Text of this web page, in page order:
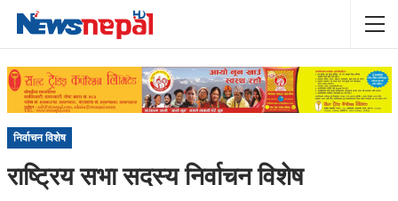
निर्वाचन विशेष
राष्ट्रिय सभा सदस्य निर्वाचन विशेष